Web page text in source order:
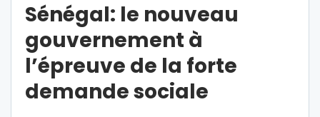
Sénégal: le nouveau
gouvernement à
l’épreuve de la forte
demande sociale